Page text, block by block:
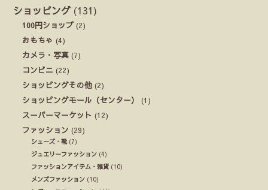
ショッピング (131)
100円ショップ (2)
おもちゃ (4)
カメラ・写真 (7)
コンビニ (22)
ショッピングその他 (2)
ショッピングモール（センター）
(1)
スーパーマーケット (12)
ファッション (29)
シューズ・靴(7)
ジュエリーファッション (4)
ファッションアイテム・雑貨 (10)
メンズファッション (10)